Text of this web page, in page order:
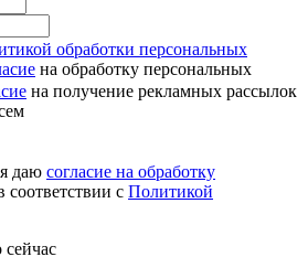
обработки персональных
на обработку персональных
на получение рекламных рассылок
даю согласие на обработку
соответствии с Политикой